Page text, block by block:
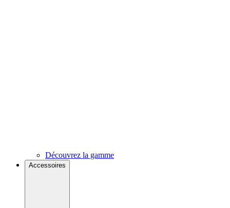
Découvrez la gamme
Accessoires